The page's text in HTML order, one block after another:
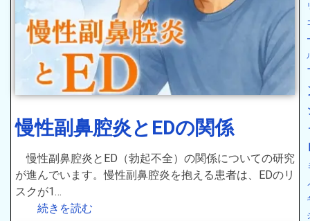
慢性副鼻腔炎とEDの関係
慢性副鼻腔炎とED（勃起不全）の関係についての研究
が進んでいます。慢性副鼻腔炎を抱える患者は、EDのリ
スクが1…
続きを読む